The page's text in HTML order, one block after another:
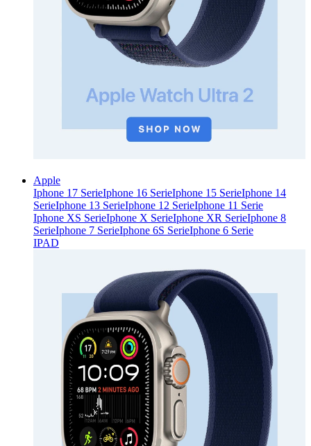
Apple
Iphone 17 SerieIphone 16 SerieIphone 15 SerieIphone 14
SerieIphone 13 SerieIphone 12 SerieIphone 11 Serie
Iphone XS SerieIphone X SerieIphone XR SerieIphone 8
SerieIphone 7 SerieIphone 6S SerieIphone 6 Serie
IPAD